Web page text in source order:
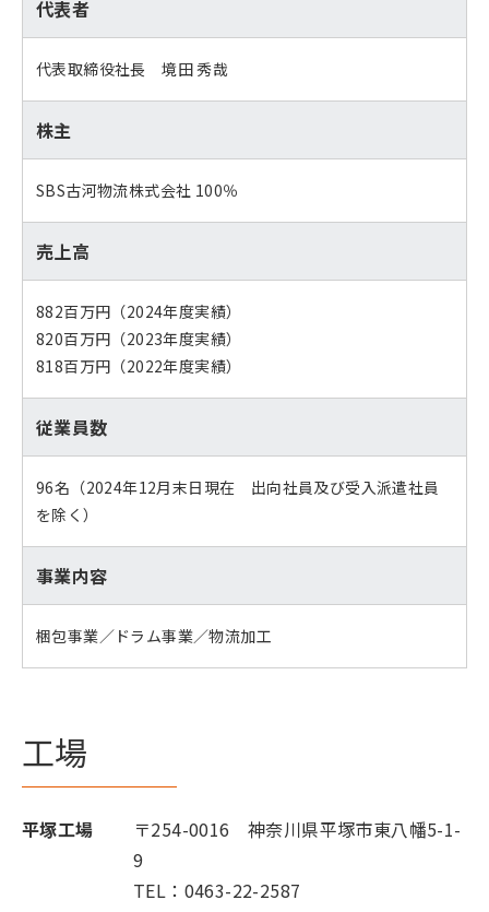
代表者
代表取締役社長 境田 秀哉
株主
SBS古河物流株式会社 100％
売上高
882百万円（2024年度実績）
820百万円（2023年度実績）
818百万円（2022年度実績）
従業員数
96名（2024年12月末日現在 出向社員及び受入派遣社員
を除く）
事業内容
梱包事業／ドラム事業／物流加工
工場
平塚工場
〒254-0016 神奈川県平塚市東八幡5-1-
9
TEL：0463-22-2587